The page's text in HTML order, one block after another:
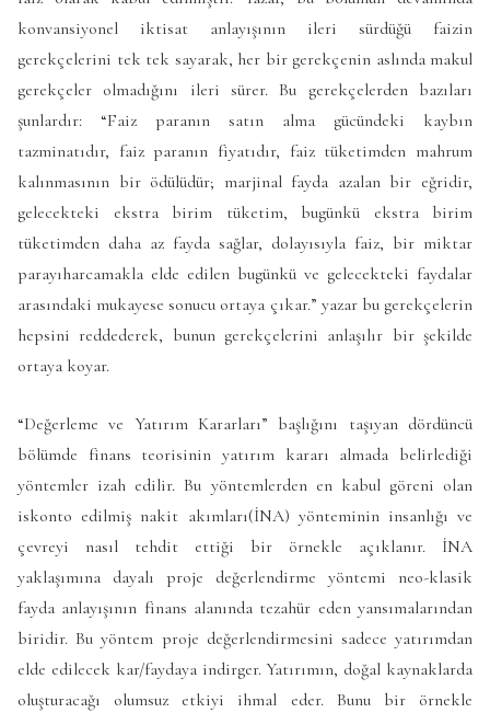
konvansiyonel iktisat anlayışının ileri sürdüğü faizin
gerekçelerini tek tek sayarak, her bir gerekçenin aslında makul
gerekçeler olmadığını ileri sürer. Bu gerekçelerden bazıları
şunlardır: “Faiz paranın satın alma gücündeki kaybın
tazminatıdır, faiz paranın fiyatıdır, faiz tüketimden mahrum
kalınmasının bir ödülüdür; marjinal fayda azalan bir eğridir,
gelecekteki ekstra birim tüketim, bugünkü ekstra birim
tüketimden daha az fayda sağlar, dolayısıyla faiz, bir miktar
parayıharcamakla elde edilen bugünkü ve gelecekteki faydalar
arasındaki mukayese sonucu ortaya çıkar.” yazar bu gerekçelerin
hepsini reddederek, bunun gerekçelerini anlaşılır bir şekilde
ortaya koyar.
“Değerleme ve Yatırım Kararları” başlığını taşıyan dördüncü
bölümde finans teorisinin yatırım kararı almada belirlediği
yöntemler izah edilir. Bu yöntemlerden en kabul göreni olan
iskonto edilmiş nakit akımları(İNA) yönteminin insanlığı ve
çevreyi nasıl tehdit ettiği bir örnekle açıklanır. İNA
yaklaşımına dayalı proje değerlendirme yöntemi neo-klasik
fayda anlayışının finans alanında tezahür eden yansımalarından
biridir. Bu yöntem proje değerlendirmesini sadece yatırımdan
elde edilecek kar/faydaya indirger. Yatırımın, doğal kaynaklarda
oluşturacağı olumsuz etkiyi ihmal eder. Bunu bir örnekle